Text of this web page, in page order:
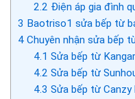
2.2 Điện áp gia đình
3 Baotriso1 sửa bếp từ
4 Chuyên nhận sửa bếp
4.1 Sửa bếp từ
4.2 Sửa bếp từ
4.3 Sửa bếp từ Canzy